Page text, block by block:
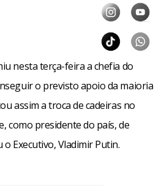
nesta terça-feira a chefia do
o previsto apoio da maioria
assim a troca de cadeiras no
como presidente do país, de
Executivo, Vladimir Putin.